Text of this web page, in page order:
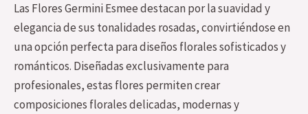
Las Flores Germini Esmee destacan por la suavidad y
elegancia de sus tonalidades rosadas, convirtiéndose en
una opción perfecta para diseños florales sofisticados y
románticos. Diseñadas exclusivamente para
profesionales, estas flores permiten crear
composiciones florales delicadas, modernas y